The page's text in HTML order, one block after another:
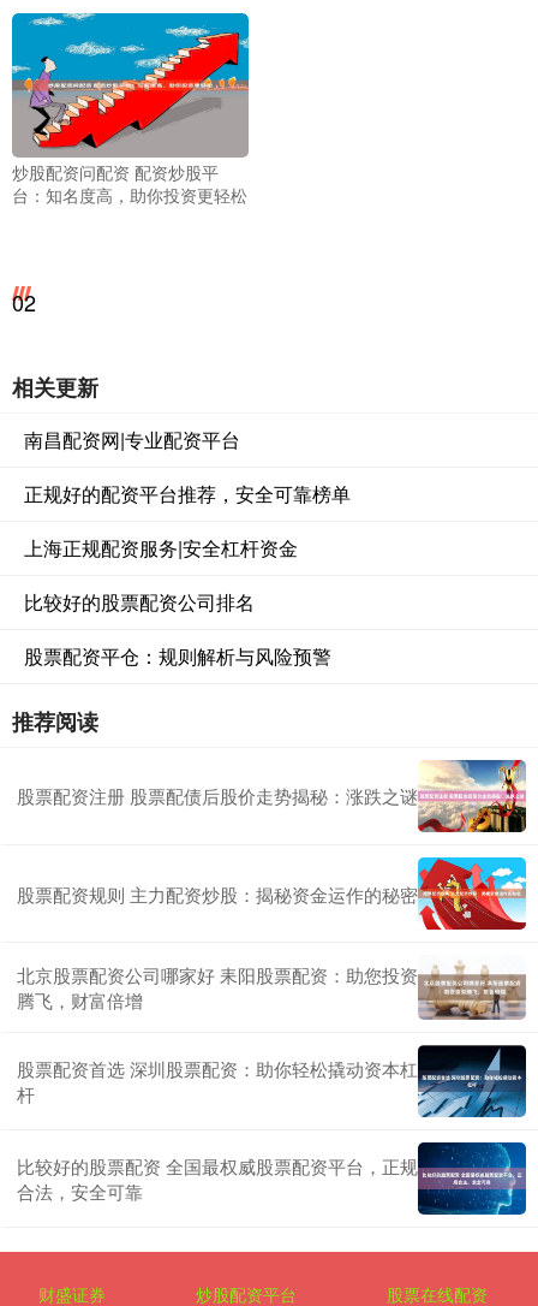
炒股配资问配资 配资炒股平
台：知名度高，助你投资更轻松
02
相关更新
南昌配资网|专业配资平台
正规好的配资平台推荐，安全可靠榜单
上海正规配资服务|安全杠杆资金
比较好的股票配资公司排名
股票配资平仓：规则解析与风险预警
推荐阅读
股票配资注册 股票配债后股价走势揭秘：涨跌之谜
股票配资规则 主力配资炒股：揭秘资金运作的秘密
北京股票配资公司哪家好 耒阳股票配资：助您投资
腾飞，财富倍增
股票配资首选 深圳股票配资：助你轻松撬动资本杠
杆
比较好的股票配资 全国最权威股票配资平台，正规
合法，安全可靠
财盛证券 炒股配资平台 股票在线配资